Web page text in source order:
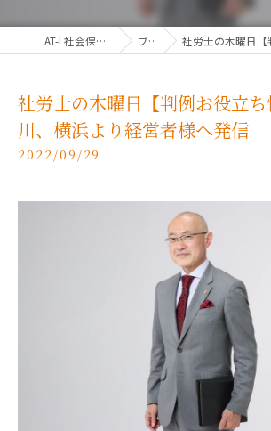
AT-L社会保険労務士法人 ブログ 社労士の木曜日【判例お役立ち情
社労士の木曜日【判例お役立
川、横浜より経営者様へ発信
2022/09/29